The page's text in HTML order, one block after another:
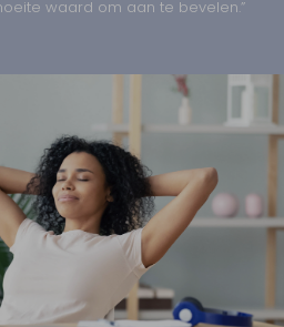
waard om aan te bevelen.”